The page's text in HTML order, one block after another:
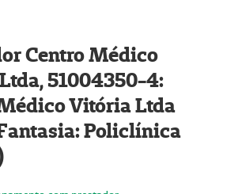
Centro Médico
51004350-4:
Vitória Ltda
Policlínica